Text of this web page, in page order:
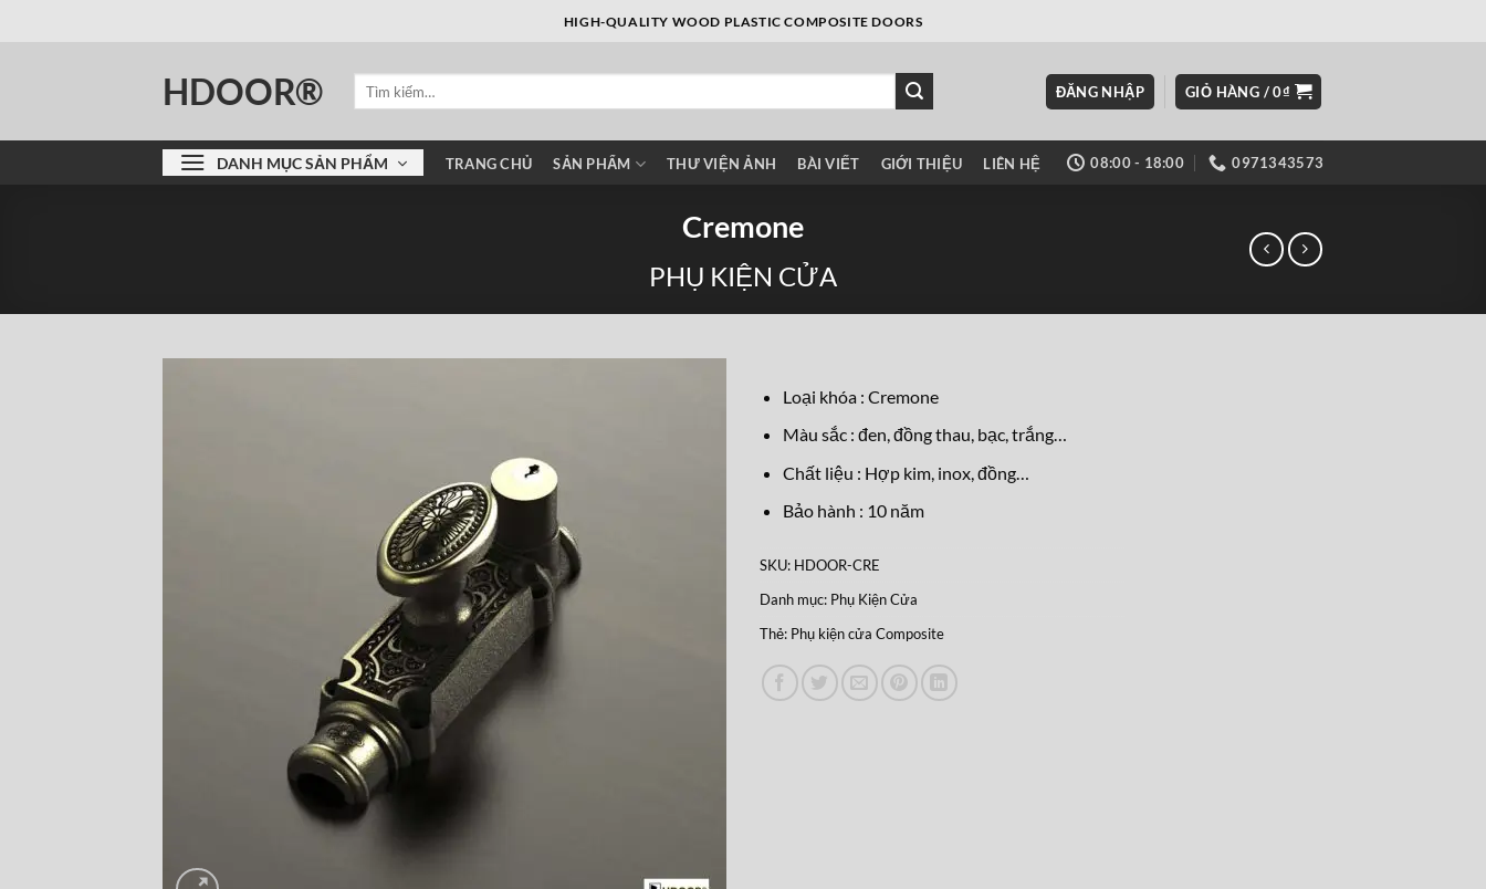
HIGH-QUALITY WOOD PLASTIC COMPOSITE DOORS
HDOOR® ĐĂNG NHẬP GIỎ HÀNG /0₫
DANH MỤC SẢN PHẨM TRANG CHỦ SẢN PHẨM THƯ VIỆN ẢNH BÀI VIẾT GIỚI THIỆU LIÊN HỆ 08:00 - 18:00 0971343573
Cremone
PHỤ KIỆN CỬA
Loại khóa : Cremone
Màu sắc : đen, đồng thau, bạc, trắng…
Chất liệu : Hợp kim, inox, đồng…
Bảo hành : 10 năm
SKU: HDOOR-CRE
Danh mục: Phụ Kiện Cửa
Thẻ: Phụ kiện cửa Composite